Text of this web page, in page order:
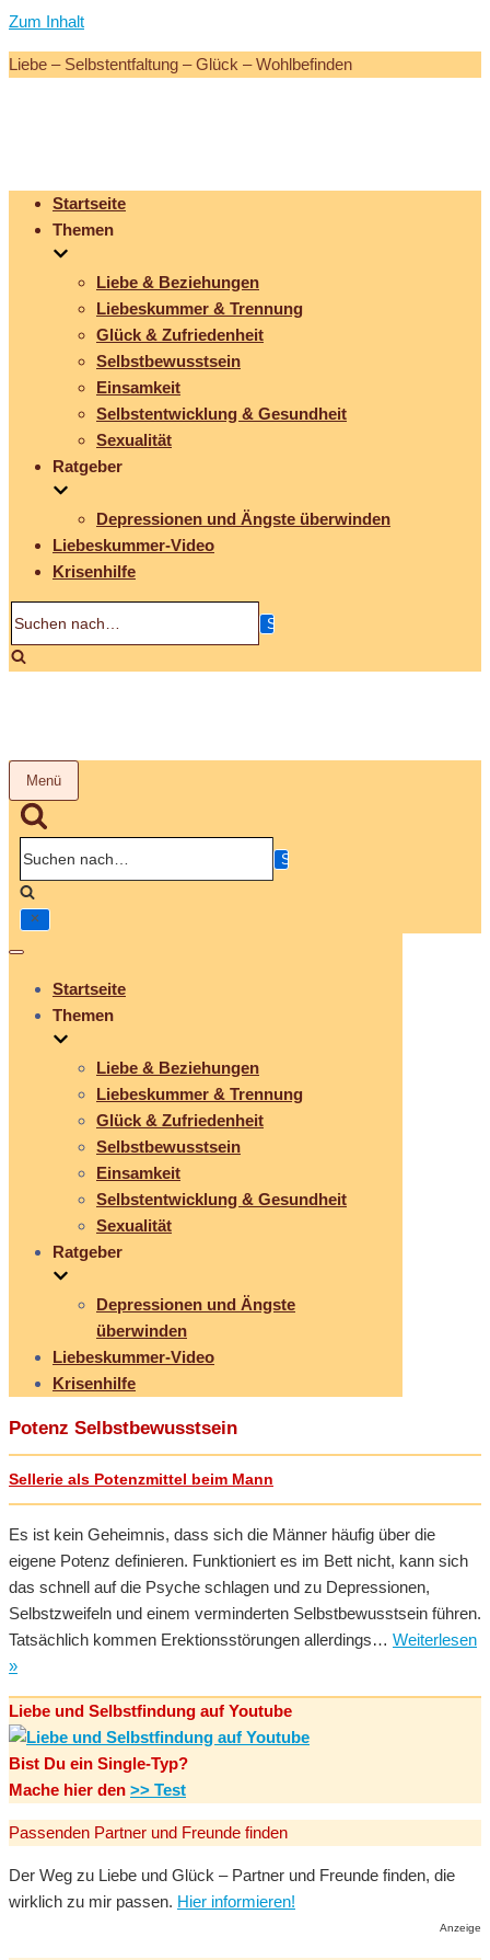
Zum Inhalt
Liebe – Selbstentfaltung – Glück – Wohlbefinden
Startseite
Themen
Liebe & Beziehungen
Liebeskummer & Trennung
Glück & Zufriedenheit
Selbstbewusstsein
Einsamkeit
Selbstentwicklung & Gesundheit
Sexualität
Ratgeber
Depressionen und Ängste überwinden
Liebeskummer-Video
Krisenhilfe
Menü
Navigation
umschalten
Navigation
Startseite
Themen
Liebe & Beziehungen
Liebeskummer & Trennung
Glück & Zufriedenheit
Selbstbewusstsein
Einsamkeit
Selbstentwicklung & Gesundheit
Sexualität
Ratgeber
Depressionen und Ängste
überwinden
Liebeskummer-Video
Krisenhilfe
Potenz Selbstbewusstsein
Sellerie als Potenzmittel beim Mann
Es ist kein Geheimnis, dass sich die Männer häufig über die
eigene Potenz definieren. Funktioniert es im Bett nicht, kann sich
das schnell auf die Psyche schlagen und zu Depressionen,
Selbstzweifeln und einem verminderten Selbstbewusstsein führen.
Tatsächlich kommen Erektionsstörungen allerdings… Weiterlesen
»Sellerie
als
Potenzmittel
beim
Mann
Liebe und Selbstfindung auf Youtube
Bist Du ein Single-Typ?
Mache hier den >> Test
Passenden Partner und Freunde finden
Der Weg zu Liebe und Glück – Partner und Freunde finden, die
wirklich zu mir passen. Hier informieren!
Anzeige